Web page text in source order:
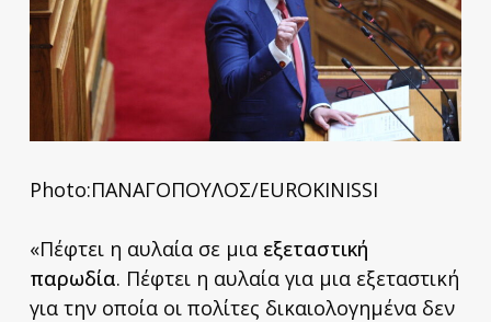
Photo:ΠΑΝΑΓΟΠΟΥΛΟΣ/EUROKINISSI
«Πέφτει η αυλαία σε μια εξεταστική
παρωδία. Πέφτει η αυλαία για μια εξεταστική
για την οποία οι πολίτες δικαιολογημένα δεν